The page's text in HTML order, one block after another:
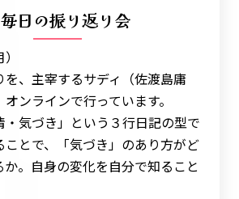
日の振り返り会
を、主宰するサディ（佐渡島庸
ンラインで行っています。
・気づき」という３行日記の型で
ことで、「気づき」のあり方がど
か。自身の変化を自分で知ること